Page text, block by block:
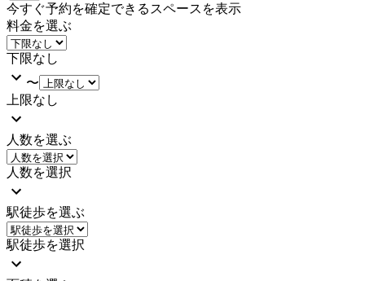
今すぐ予約を確定できるスペースを表示
料金を選ぶ
下限なし
〜
上限なし
人数を選ぶ
人数を選択
駅徒歩を選ぶ
駅徒歩を選択